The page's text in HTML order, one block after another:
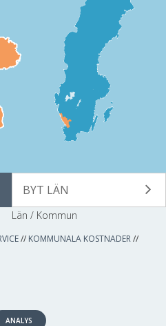
BYT LÄN
Län / Kommun
// KOMMUNALA KOSTNADER//
ANALYS